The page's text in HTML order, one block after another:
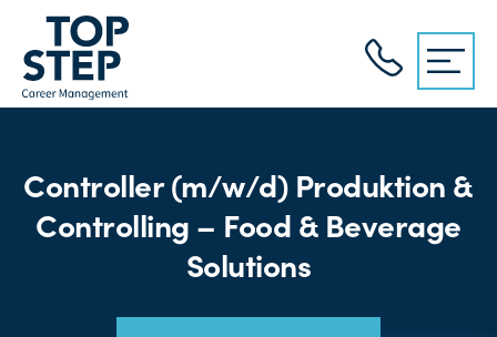
Controller (m/w/d) Produktion &
Controlling – Food & Beverage
Solutions